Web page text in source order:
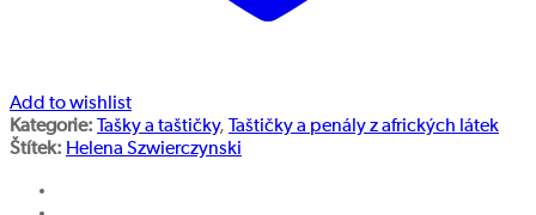
Add to wishlist
Kategorie:
Tašky a taštičky,
Taštičky a penály z afrických látek
Štítek: Helena Szwierczynski